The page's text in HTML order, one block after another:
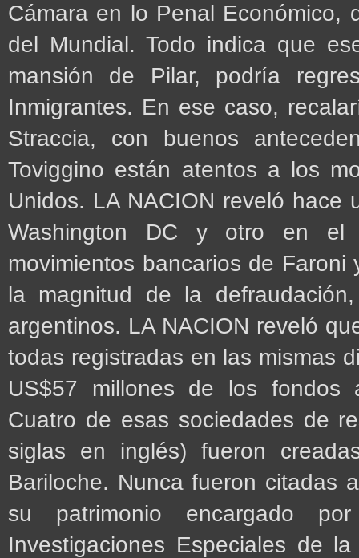
Cámara en lo Penal Económico,
del Mundial. Todo indica que
mansión de Pilar, podría
Inmigrantes. En ese caso,
Straccia, con buenos
Toviggino están atentos a los
Unidos. LA NACION reveló hace
Washington DC y otro en el
movimientos bancarios de
la magnitud de la
argentinos. LA NACION reveló
todas registradas en las mismas
US$57 millones de los fondos
Cuatro de esas sociedades de
siglas en inglés) fueron
Bariloche. Nunca fueron citadas
su patrimonio encargado
Investigaciones Especiales de